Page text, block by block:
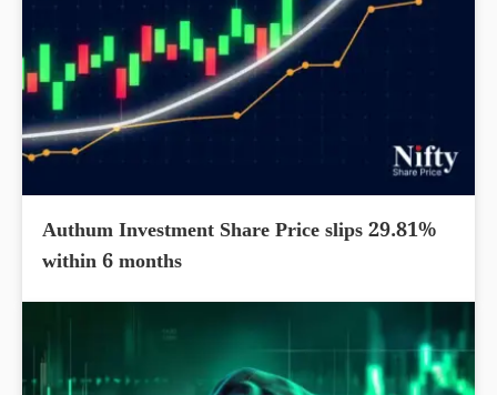
Authum Investment Share Price slips 29.81%
within 6 months